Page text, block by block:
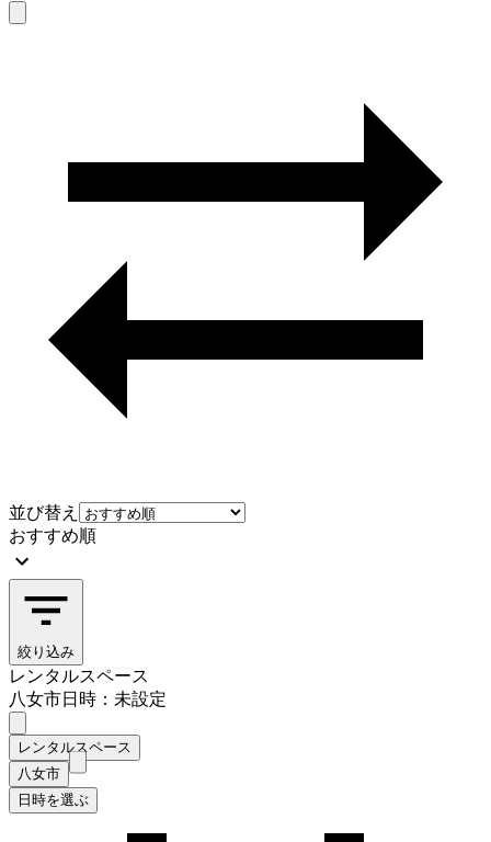
並び替え
おすすめ順
絞り込み
レンタルスペース
八女市日時：未設定
レンタルスペース
八女市
日時を選ぶ